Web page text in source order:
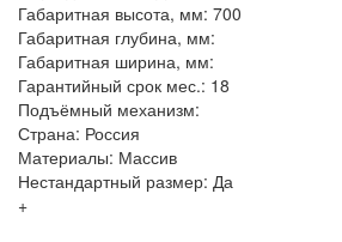
Габаритная высота, мм: 700
Габаритная глубина, мм:
Габаритная ширина, мм:
Гарантийный срок мес.: 18
Подъёмный механизм:
Страна: Россия
Материалы: Массив
Нестандартный размер: Да
+